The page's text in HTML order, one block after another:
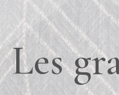
Les